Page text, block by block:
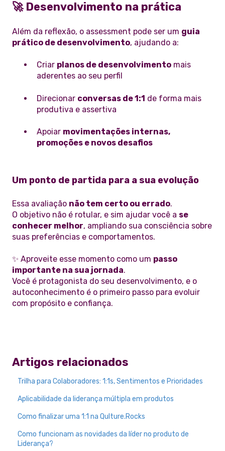
🚀 Desenvolvimento na prática
Além da reflexão, o assessment pode ser um guia
prático de desenvolvimento, ajudando a:
Criar planos de desenvolvimento mais
aderentes ao seu perfil
Direcionar conversas de 1:1 de forma mais
produtiva e assertiva
Apoiar movimentações internas,
promoções e novos desafios
Um ponto de partida para a sua evolução
Essa avaliação não tem certo ou errado.
O objetivo não é rotular, e sim ajudar você a se
conhecer melhor, ampliando sua consciência sobre
suas preferências e comportamentos.
✨ Aproveite esse momento como um passo
importante na sua jornada.
Você é protagonista do seu desenvolvimento, e o
autoconhecimento é o primeiro passo para evoluir
com propósito e confiança.
Artigos relacionados
Trilha para Colaboradores: 1:1s, Sentimentos e Prioridades
Aplicabilidade da liderança múltipla em produtos
Como finalizar uma 1:1 na Qulture.Rocks
Como funcionam as novidades da líder no produto de
Liderança?